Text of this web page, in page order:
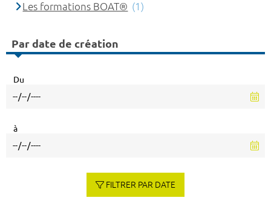
Les formations BOAT® (1)
Par date de création
Du
à
FILTRER PAR DATE